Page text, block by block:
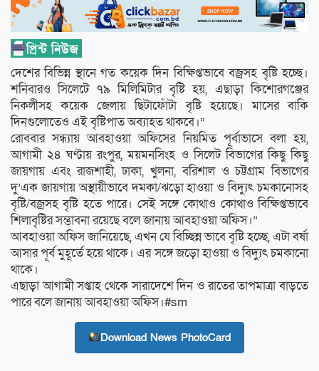
দেশের বিভিন্ন স্থানে গত কয়েক দিন বিক্ষিপ্তভাবে বজ্রসহ বৃষ্টি হচ্ছে।
শনিবারও সিলেটে ৭৯ মিলিমিটার বৃষ্টি হয়, এছাড়া কিশোরগঞ্জের
নিকলীসহ কয়েক জেলায় ছিটাফোঁটা বৃষ্টি হয়েছে। মাসের বাকি
দিনগুলোতেও এই বৃষ্টিপাত অব্যাহত থাকবে।”
রোববার সন্ধ্যায় আবহাওয়া অফিসের নিয়মিত পূর্বাভাসে বলা হয়,
আগামী ২৪ ঘণ্টায় রংপুর, ময়মনসিংহ ও সিলেট বিভাগের কিছু কিছু
জায়গায় এবং রাজশাহী, ঢাকা, খুলনা, বরিশাল ও চট্টগ্রাম বিভাগের
দু’এক জায়গায় অস্থায়ীভাবে দমকা/ঝড়ো হাওয়া ও বিদ্যুৎ চমকানোসহ
বৃষ্টি/বজ্রসহ বৃষ্টি হতে পারে। সেই সঙ্গে কোথাও কোথাও বিক্ষিপ্তভাবে
শিলাবৃষ্টির সম্ভাবনা রয়েছে বলে জানায় আবহাওয়া অফিস।”
আবহাওয়া অফিস জানিয়েছে, এখন যে বিচ্ছিন্ন ভাবে বৃষ্টি হচ্ছে, এটা বর্ষা
আসার পূর্ব মুহূর্তে হয়ে থাকে। এর সঙ্গে জড়ো হাওয়া ও বিদ্যুৎ চমকানো
থাকে।
এছাড়া আগামী সপ্তাহ থেকে সারাদেশে দিন ও রাতের তাপমাত্রা বাড়তে
পারে বলে জানায় আবহাওয়া অফিস।#sm
Download News PhotoCard